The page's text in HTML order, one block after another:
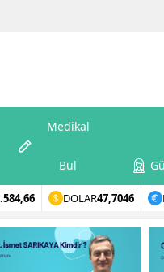
Medikal
Bul
DOLAR47,7046